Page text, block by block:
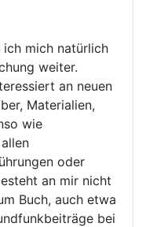
mich natürlich
weiter.
an neuen
Materialien,
wie
oder
an mir nicht
Buch, auch etwa
bei